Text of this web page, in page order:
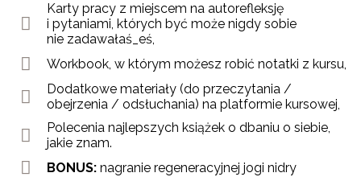
Karty pracy z miejscem na autorefleksję
i pytaniami, których być może nigdy sobie
nie zadawałaś_eś,
Workbook, w którym możesz robić notatki z kursu,
Dodatkowe materiały (do przeczytania /
obejrzenia / odsłuchania) na platformie kursowej,
Polecenia najlepszych książek o dbaniu o siebie,
jakie znam.
BONUS:nagranie regeneracyjnej jogi nidry